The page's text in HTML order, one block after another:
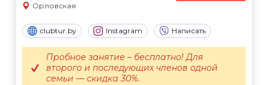
Орловская
clubtur.by Instagram Написать
Пробное занятие – бесплатно! Для
второго и последующих членов одной
семьи — скидка 30%.